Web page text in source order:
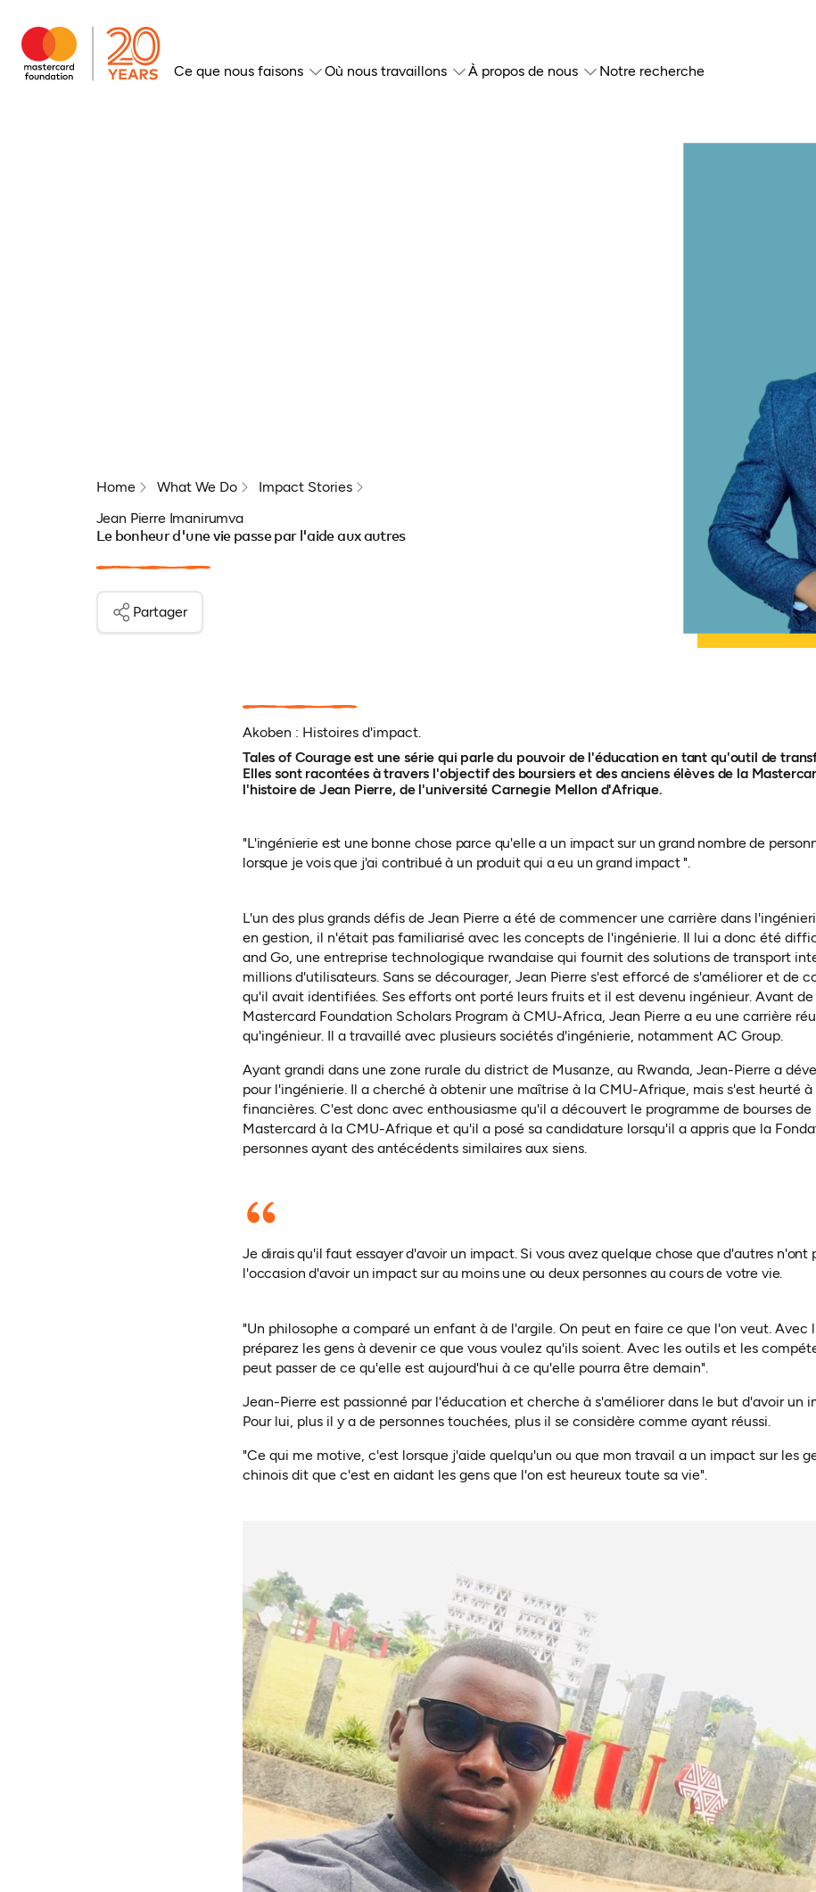
Ce que nous faisons Où nous travaillons À propos de nous Notre recherche
Home What We Do
Impact Stories
Jean Pierre Imanirumva
Le bonheur d'une vie passe par l'aide aux autres
Partager
Akoben : Histoires d'impact.
Tales of Courage est une série qui parle du pouvoir de l'éducation en tant qu'outil de
Elles sont racontées à travers l'objectif des boursiers et des anciens élèves de la
l'histoire de Jean Pierre, de l'université Carnegie Mellon d'Afrique.
"L'ingénierie est une bonne chose parce qu'elle a un impact sur un grand nombre de
lorsque je vois que j'ai contribué à un produit qui a eu un grand impact".
L'un des plus grands défis de Jean Pierre a été de commencer une carrière dans
en gestion, il n'était pas familiarisé avec les concepts de l'ingénierie. Il lui a donc été
and Go, une entreprise technologique rwandaise qui fournit des solutions de transport
millions d'utilisateurs. Sans se décourager, Jean Pierre s'est efforcé de s'améliorer et de
qu'il avait identifiées. Ses efforts ont porté leurs fruits et il est devenu ingénieur. Avant
Mastercard Foundation Scholars Program à CMU-Africa, Jean Pierre a eu une carrière
qu'ingénieur. Il a travaillé avec plusieurs sociétés d'ingénierie, notamment AC Group.
Ayant grandi dans une zone rurale du district de Musanze, au Rwanda, Jean-Pierre a
pour l'ingénierie. Il a cherché à obtenir une maîtrise à la CMU-Afrique, mais s'est heurté
financières. C'est donc avec enthousiasme qu'il a découvert le programme de bourses de
Mastercard à la CMU-Afrique et qu'il a posé sa candidature lorsqu'il a appris que la
personnes ayant des antécédents similaires aux siens.
Je dirais qu'il faut essayer d'avoir un impact. Si vous avez quelque chose que d'autres n'ont
l'occasion d'avoir un impact sur au moins une ou deux personnes au cours de votre vie.
"Un philosophe a comparé un enfant à de l'argile. On peut en faire ce que l'on veut. Avec
préparez les gens à devenir ce que vous voulez qu'ils soient. Avec les outils et les
peut passer de ce qu'elle est aujourd'hui à ce qu'elle pourra être demain".
Jean-Pierre est passionné par l'éducation et cherche à s'améliorer dans le but d'avoir un
Pour lui, plus il y a de personnes touchées, plus il se considère comme ayant réussi.
"Ce qui me motive, c'est lorsque j'aide quelqu'un ou que mon travail a un impact sur les
chinois dit que c'est en aidant les gens que l'on est heureux toute sa vie".